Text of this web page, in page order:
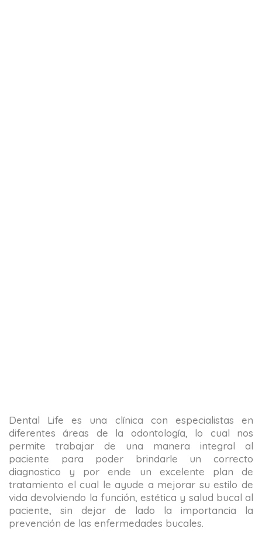
Dental Life es una clínica con especialistas en
diferentes áreas de la odontología, lo cual nos
permite trabajar de una manera integral al
paciente para poder brindarle un correcto
diagnostico y por ende un excelente plan de
tratamiento el cual le ayude a mejorar su estilo de
vida devolviendo la función, estética y salud bucal al
paciente, sin dejar de lado la importancia la
prevención de las enfermedades bucales.